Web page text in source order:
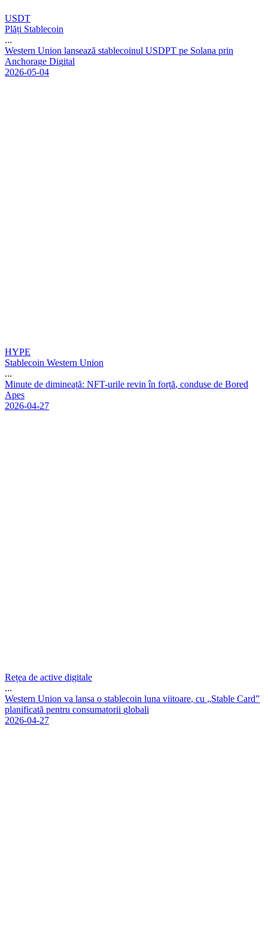
USDT
Plăți Stablecoin
...
Western Union lansează stablecoinul USDPT pe Solana prin
Anchorage Digital
2026-05-04
HYPE
Stablecoin Western Union
...
Minute de dimineață: NFT-urile revin în forță, conduse de Bored
Apes
2026-04-27
Rețea de active digitale
...
Western Union va lansa o stablecoin luna viitoare, cu „Stable Card”
planificată pentru consumatorii globali
2026-04-27